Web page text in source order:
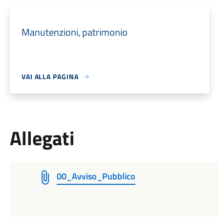
Manutenzioni, patrimonio
VAI ALLA PAGINA
Allegati
00_Avviso_Pubblico